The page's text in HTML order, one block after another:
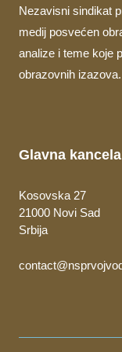
Nezavisni sindikat
medij posvećen
analize i teme koje
obrazovnih izazova.
Glavna
Kosovska 27
21000 Novi Sad
Srbija